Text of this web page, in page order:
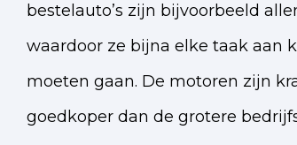
bestelauto’s zijn bijvoorbeeld
waardoor ze bijna elke taak aan
moeten gaan. De motoren zijn
goedkoper dan de grotere